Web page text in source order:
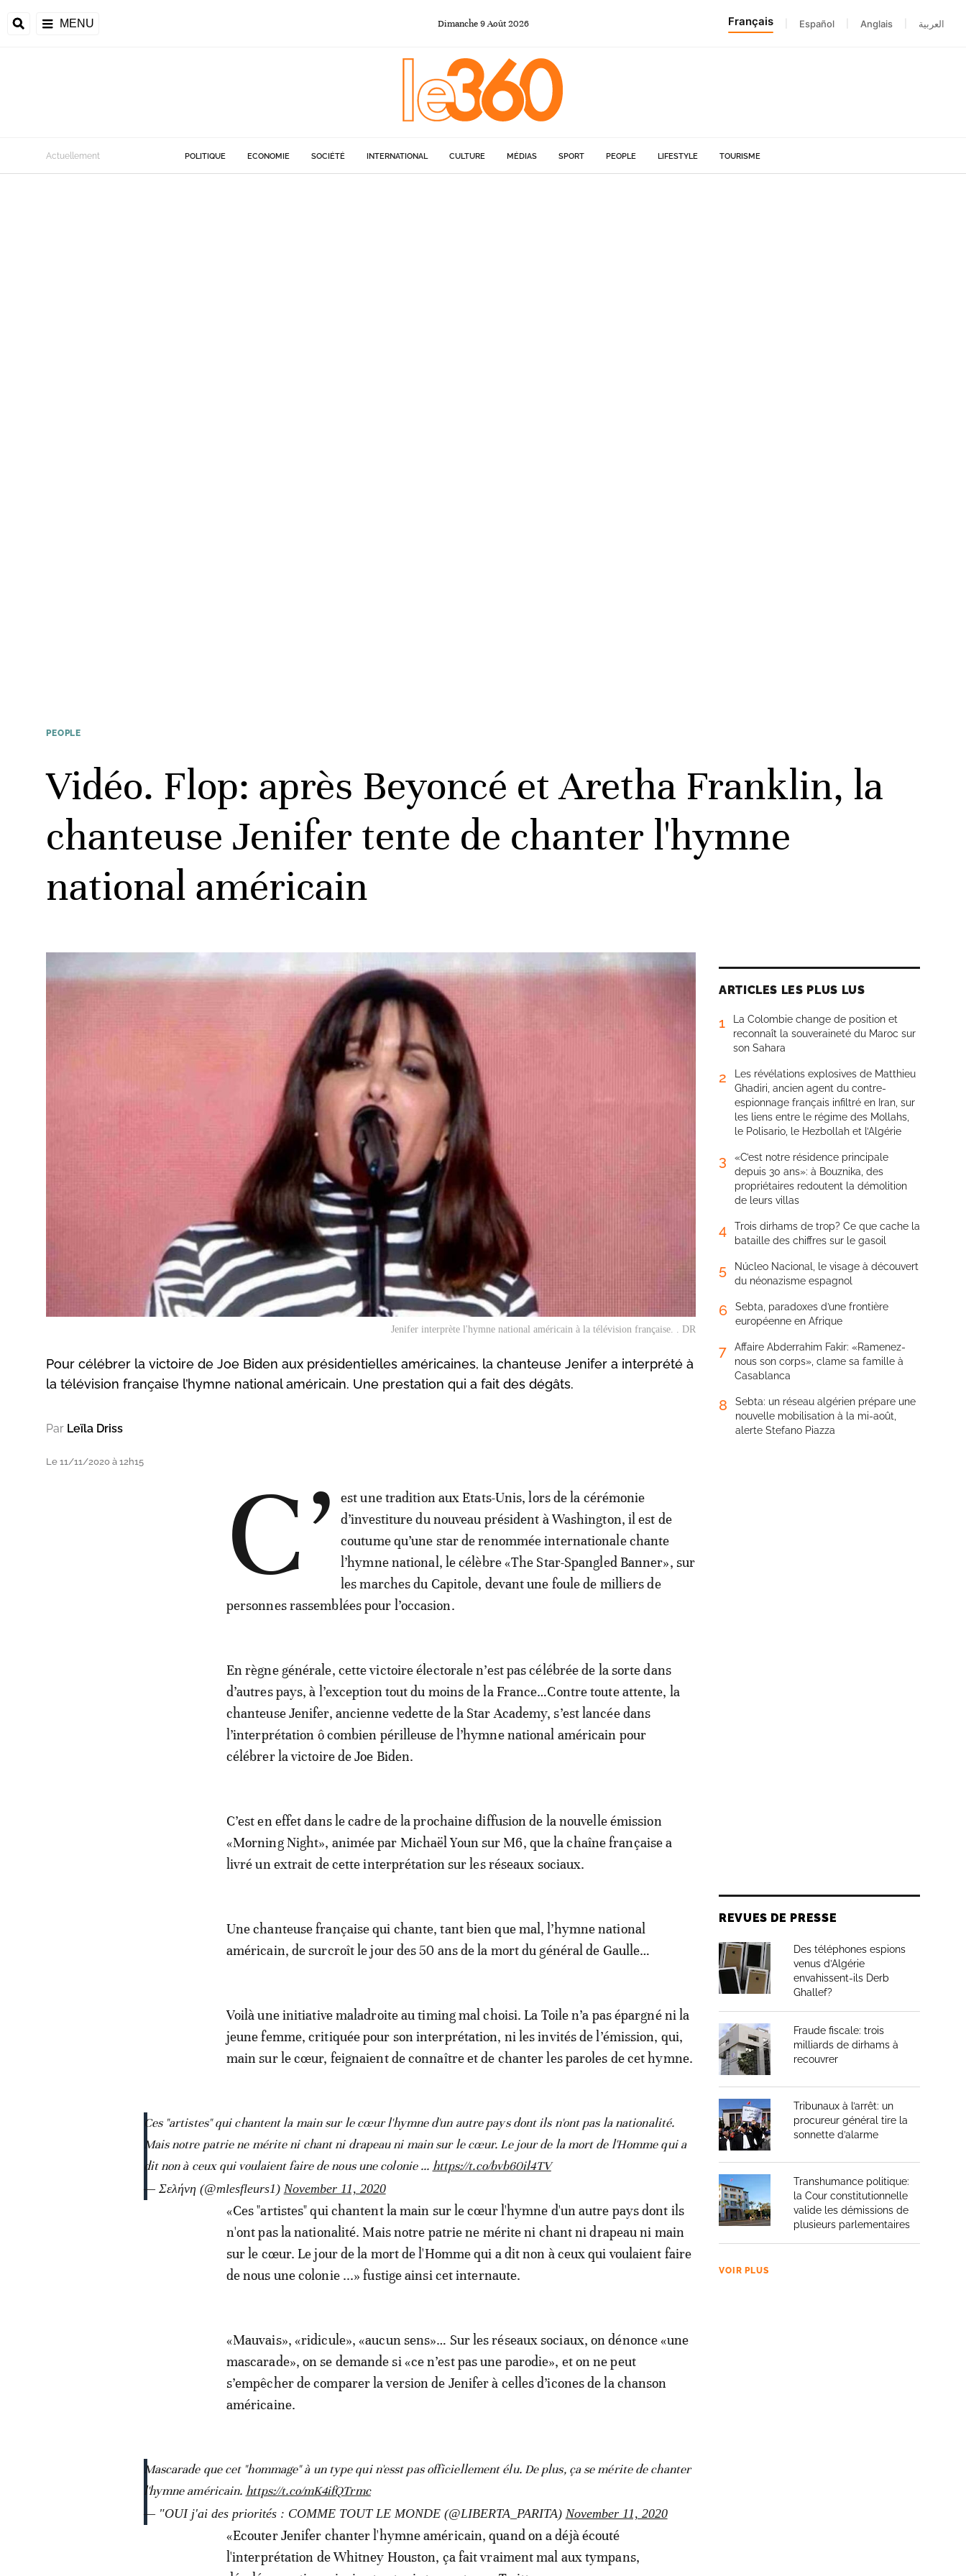
MENU Dimanche 9Août 2026 Français Español Anglais العربية
Actuellement POLITIQUE ECONOMIE SOCIÉTÉ INTERNATIONAL CULTURE MÉDIAS SPORT PEOPLE LIFESTYLE TOURISME
PEOPLE
Vidéo. Flop: après Beyoncé et Aretha Franklin, la
chanteuse Jenifer tente de chanter l'hymne
national américain
Jenifer interprète l'hymne national américain à la télévision française. . DR
Pour célébrer la victoire de Joe Biden aux présidentielles américaines, la chanteuse Jenifer a interprété à
la télévision française l’hymne national américain. Une prestation qui a fait des dégâts.
Par Leïla Driss
Le 11/11/2020 à 12h15 C’
est une tradition aux Etats-Unis, lors de la cérémonie
d’investiture du nouveau président à Washington, il est de
coutume qu’une star de renommée internationale chante
l’hymne national, le célèbre «The Star-Spangled Banner», sur
les marches du Capitole, devant une foule de milliers de
personnes rassemblées pour l’occasion.
En règne générale, cette victoire électorale n’est pas célébrée de la sorte dans
d’autres pays, à l’exception tout du moins de la France…Contre toute attente, la
chanteuse Jenifer, ancienne vedette de la Star Academy, s’est lancée dans
l’interprétation ô combien périlleuse de l’hymne national américain pour
célébrer la victoire de Joe Biden.
C’est en effet dans le cadre de la prochaine diffusion de la nouvelle émission
«Morning Night», animée par Michaël Youn sur M6, que la chaîne française a
livré un extrait de cette interprétation sur les réseaux sociaux.
Une chanteuse française qui chante, tant bien que mal, l’hymne national
américain, de surcroît le jour des 50 ans de la mort du général de Gaulle…
Voilà une initiative maladroite au timing mal choisi. La Toile n’a pas épargné ni la
jeune femme, critiquée pour son interprétation, ni les invités de l’émission, qui,
main sur le cœur, feignaient de connaître et de chanter les paroles de cet hymne.
Ces "artistes" qui chantent la main sur le cœur l'hymne d'un autre pays dont ils n'ont pas la nationalité.
Mais notre patrie ne mérite ni chant ni drapeau ni main sur le cœur. Le jour de la mort de l'Homme qui a
dit non à ceux qui voulaient faire de nous une colonie ... https://t.co/bvb60il4TV
— Σελήνη (@mlesfleurs1) November 11, 2020
«Ces "artistes" qui chantent la main sur le cœur l'hymne d'un autre pays dont ils
n'ont pas la nationalité. Mais notre patrie ne mérite ni chant ni drapeau ni main
sur le cœur. Le jour de la mort de l'Homme qui a dit non à ceux qui voulaient faire
de nous une colonie ...» fustige ainsi cet internaute.
«Mauvais», «ridicule», «aucun sens»… Sur les réseaux sociaux, on dénonce «une
mascarade», on se demande si «ce n’est pas une parodie», et on ne peut
s’empêcher de comparer la version de Jenifer à celles d’icones de la chanson
américaine.
Mascarade que cet "hommage" à un type qui n'esst pas officiellement élu. De plus, ça se mérite de chanter
l'hymne américain. https://t.co/mK4ifQTrmc
— "OUI j'ai des priorités : COMME TOUT LE MONDE (@LIBERTA_PARITA) November 11, 2020
«Ecouter Jenifer chanter l'hymne américain, quand on a déjà écouté
l'interprétation de Whitney Houston, ça fait vraiment mal aux tympans,
ARTICLES LES PLUS LUS
1
La Colombie change de position et
reconnaît la souveraineté du Maroc sur
son Sahara
2
Les révélations explosives de Matthieu
Ghadiri, ancien agent du contre-
espionnage français infiltré en Iran, sur
les liens entre le régime des Mollahs,
le Polisario, le Hezbollah et l’Algérie
3
«C’est notre résidence principale
depuis 30 ans»: à Bouznika, des
propriétaires redoutent la démolition
de leurs villas
4
Trois dirhams de trop? Ce que cache la
bataille des chiffres sur le gasoil
5
Núcleo Nacional, le visage à découvert
du néonazisme espagnol
6
Sebta, paradoxes d’une frontière
européenne en Afrique
7
Affaire Abderrahim Fakir: «Ramenez-
nous son corps», clame sa famille à
Casablanca
8
Sebta: un réseau algérien prépare une
nouvelle mobilisation à la mi-août,
alerte Stefano Piazza
REVUES DE PRESSE
Des téléphones espions
venus d’Algérie
envahissent-ils Derb
Ghallef?
Fraude fiscale: trois
milliards de dirhams à
recouvrer
Tribunaux à l’arrêt: un
procureur général tire la
sonnette d’alarme
Transhumance politique:
la Cour constitutionnelle
valide les démissions de
plusieurs parlementaires
VOIR PLUS